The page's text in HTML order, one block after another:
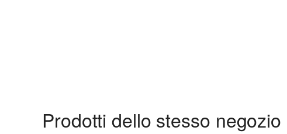
Prodotti dello stesso negozio